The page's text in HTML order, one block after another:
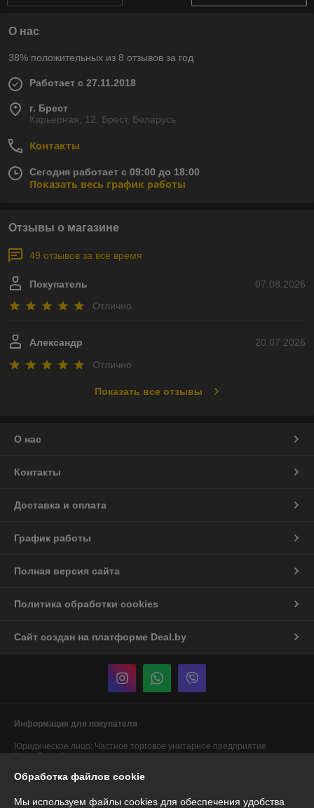
О нас
38% положительных из 8 отзывов за год
Работает с 27.11.2018
г. Брест
Карьерная, 12, Брест, Беларусь
Контакты
Сегодня работает с 09:00 до 18:00
Показать весь график работы
Отзывы о магазине
49 отзывов за всё время
07.08.2026
Покупатель
Отлично
20.07.2026
Александр
Отлично
Показать все отзывы
О нас
Контакты
Доставка и оплата
График работы
Полная версия сайта
Политика обработки cookies
Сайт создан на платформе Deal.by
Информация для покупателя
Юридическое лицо: Частное торговое унитарное предприятие
"АннаДекор"
Обработка файлов cookie
Мы используем файлы cookies для обеспечения удобства